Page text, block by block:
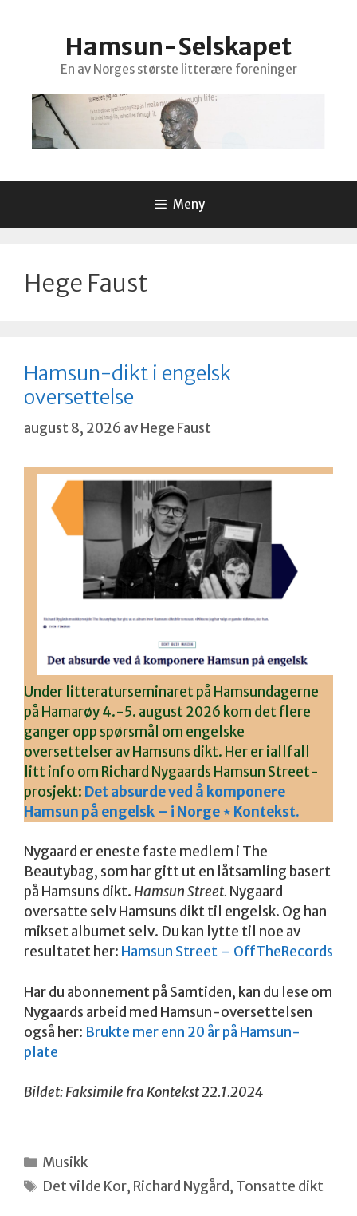
Hamsun-Selskapet
En av Norges største litterære foreninger
Meny
Hege Faust
Hamsun-dikt i engelsk
oversettelse
august 8, 2026 avHege Faust
Under litteraturseminaret på Hamsundagerne
på Hamarøy 4.-5. august 2026 kom det flere
ganger opp spørsmål om engelske
oversettelser av Hamsuns dikt. Her er iallfall
litt info om Richard Nygaards Hamsun Street-
prosjekt: Det absurde ved å komponere
Hamsun på engelsk – i Norge ⋆ Kontekst.
Nygaard er eneste faste medlem i The
Beautybag, som har gitt ut en låtsamling basert
på Hamsuns dikt. Hamsun Street. Nygaard
oversatte selv Hamsuns dikt til engelsk. Og han
mikset albumet selv. Du kan lytte til noe av
resultatet her: Hamsun Street – OffTheRecords
Har du abonnement på Samtiden, kan du lese om
Nygaards arbeid med Hamsun-oversettelsen
også her: Brukte mer enn 20 år på Hamsun-
plate
Bildet: Faksimile fra Kontekst 22.1.2024
Kategorier
Musikk
Stikkord
Det vilde Kor, Richard Nygård, Tonsatte dikt